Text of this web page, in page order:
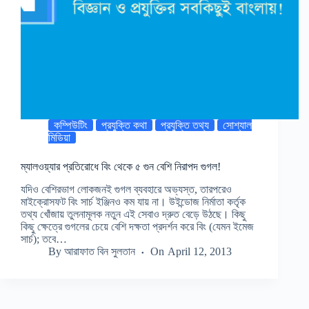
কম্পিউটিং প্রযুক্তি কথা প্রযুক্তি তথ্য
সোশ্যাল
মিডিয়া
ম্যালওয়্যার প্রতিরোধে বিং থেকে ৫ গুন বেশি নিরাপদ গুগল!
যদিও বেশিরভাগ লোকজনই গুগল ব্যবহারে অভ্যস্ত, তারপরেও
মাইক্রোসফট বিং সার্চ ইঞ্জিনও কম যায় না। উইন্ডোজ নির্মাতা কর্তৃক
তথ্য খোঁজায় তুলনামূলক নতুন এই সেবাও দ্রুত বেড়ে উঠছে। কিছু
কিছু ক্ষেত্রে গুগলের চেয়ে বেশি দক্ষতা প্রদর্শন করে বিং (যেমন ইমেজ
সার্চ); তবে…
By আরাফাত বিন সুলতান On April 12, 2013